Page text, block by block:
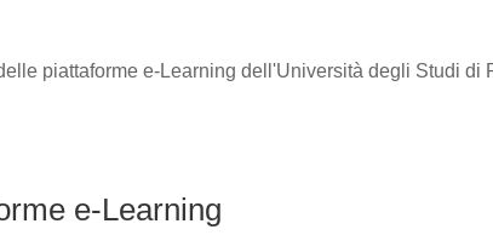
piattaforme e-Learning dell'Università degli Studi
e-Learning